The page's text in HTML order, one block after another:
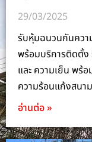
29/03/2025
รับหุ้มฉนวนกันควา
พร้อมบริการติดตั้ง
และ ความเย็น พ
ความร้อนแก้งสนา
อ่านต่อ »